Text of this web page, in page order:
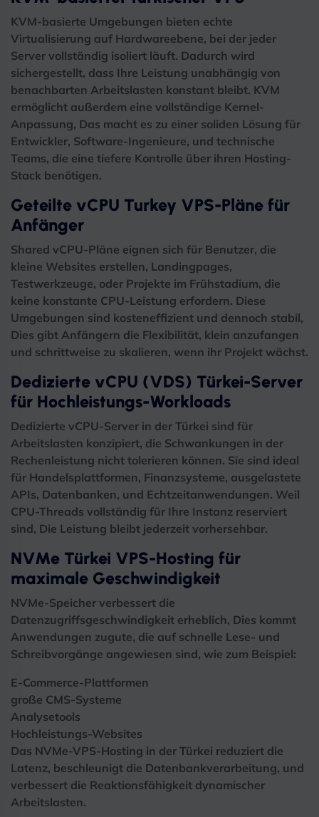
KVM-basierte Umgebungen bieten echte
Virtualisierung auf Hardwareebene, bei der jeder
Server vollständig isoliert läuft. Dadurch wird
sichergestellt, dass Ihre Leistung unabhängig von
benachbarten Arbeitslasten konstant bleibt. KVM
ermöglicht außerdem eine vollständige Kernel-
Anpassung, Das macht es zu einer soliden Lösung für
Entwickler, Software-Ingenieure, und technische
Teams, die eine tiefere Kontrolle über ihren Hosting-
Stack benötigen.
Geteilte vCPU Turkey VPS-Pläne für
Anfänger
Shared vCPU-Pläne eignen sich für Benutzer, die
kleine Websites erstellen, Landingpages,
Testwerkzeuge, oder Projekte im Frühstadium, die
keine konstante CPU-Leistung erfordern. Diese
Umgebungen sind kosteneffizient und dennoch stabil,
Dies gibt Anfängern die Flexibilität, klein anzufangen
und schrittweise zu skalieren, wenn ihr Projekt wächst.
Dedizierte vCPU (VDS) Türkei-Server
für Hochleistungs-Workloads
Dedizierte vCPU-Server in der Türkei sind für
Arbeitslasten konzipiert, die Schwankungen in der
Rechenleistung nicht tolerieren können. Sie sind ideal
für Handelsplattformen, Finanzsysteme, ausgelastete
APIs, Datenbanken, und Echtzeitanwendungen. Weil
CPU-Threads vollständig für Ihre Instanz reserviert
sind, Die Leistung bleibt jederzeit vorhersehbar.
NVMe Türkei VPS-Hosting für
maximale Geschwindigkeit
NVMe-Speicher verbessert die
Datenzugriffsgeschwindigkeit erheblich, Dies kommt
Anwendungen zugute, die auf schnelle Lese- und
Schreibvorgänge angewiesen sind, wie zum Beispiel:
E-Commerce-Plattformen
große CMS-Systeme
Analysetools
Hochleistungs-Websites
Das NVMe-VPS-Hosting in der Türkei reduziert die
Latenz, beschleunigt die Datenbankverarbeitung, und
verbessert die Reaktionsfähigkeit dynamischer
Arbeitslasten.